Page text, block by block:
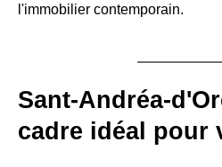
l'immobilier contemporain.
Sant-Andréa-
cadre idéal pour